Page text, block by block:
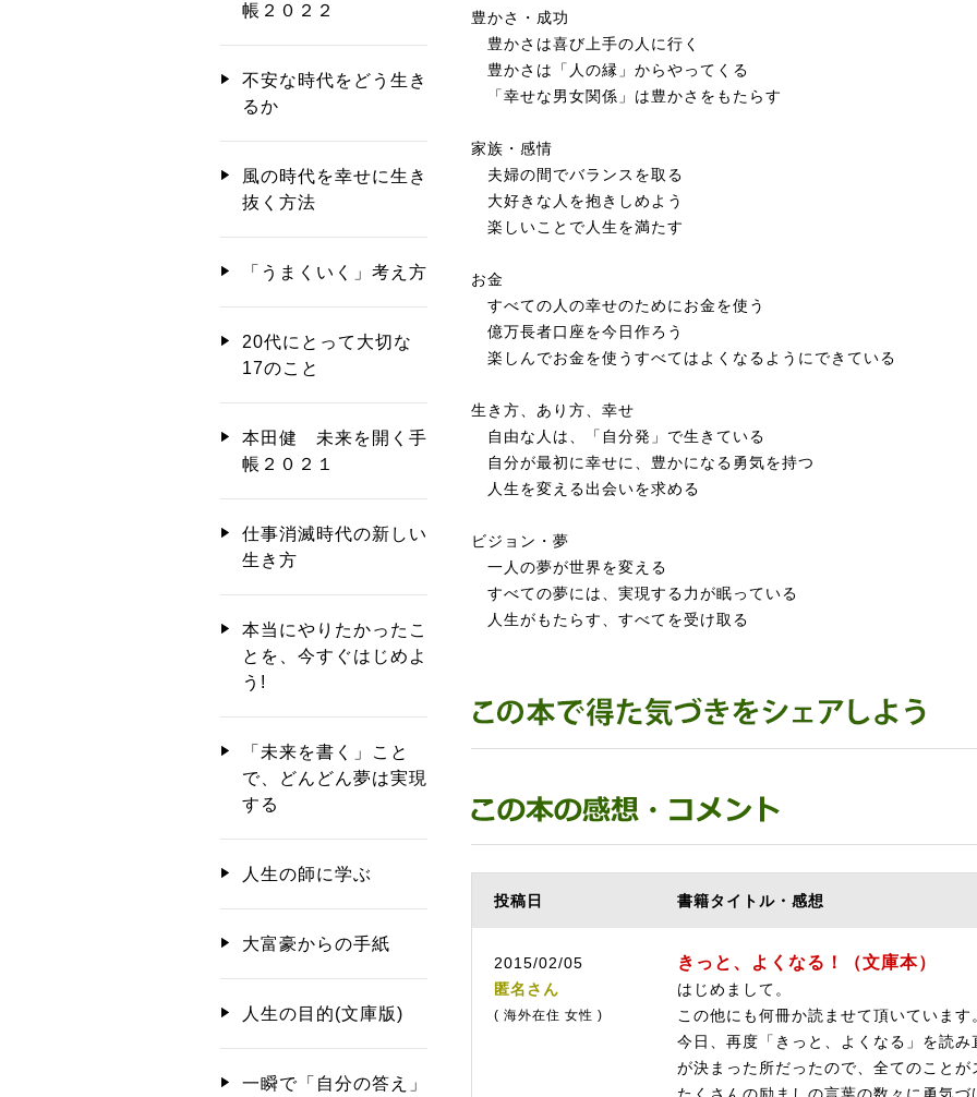
豊かさ・成功
豊かさは喜び上手の人に行く
豊かさは「人の縁」からやってくる
「幸せな男女関係」は豊かさをもたらす
家族・感情
夫婦の間でバランスを取る
大好きな人を抱きしめよう
楽しいことで人生を満たす
お金
すべての人の幸せのためにお金を使う
億万長者口座を今日作ろう
楽しんでお金を使うすべてはよくなるようにできている
生き方、あり方、幸せ
自由な人は、「自分発」で生きている
自分が最初に幸せに、豊かになる勇気を持つ
人生を変える出会いを求める
ビジョン・夢
一人の夢が世界を変える
すべての夢には、実現する力が眠っている
人生がもたらす、すべてを受け取る
投稿日 書籍タイトル・感想
2015/02/05
匿名さん
( 海外在住 女性 )
きっと、よくなる！（文庫本）
はじめまして。
この他にも何冊か読ませて頂いています
今日、再度「きっと、よくなる」を読
が決まった所だったので、全てのことが
帳２０２２
不安な時代をどう生き
るか
風の時代を幸せに生き
抜く方法
「うまくいく」考え方
20代にとって大切な
17のこと
本田健 未来を開く手
帳２０２１
仕事消滅時代の新しい
生き方
本当にやりたかったこ
とを、今すぐはじめよ
う!
「未来を書く」こと
で、どんどん夢は実現
する
人生の師に学ぶ
大富豪からの手紙
人生の目的(文庫版)
一瞬で「自分の答え」